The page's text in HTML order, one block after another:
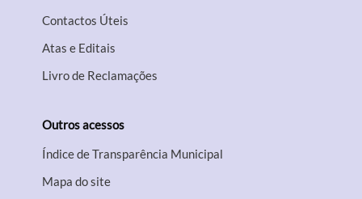
Contactos Úteis
Atas e Editais
Livro de Reclamações
Outros acessos
Índice de Transparência Municipal
Mapa do site